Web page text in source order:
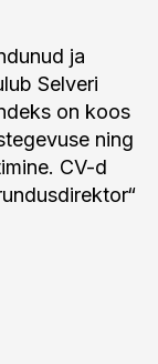
ja
Selveri
on koos
ning
CV-d